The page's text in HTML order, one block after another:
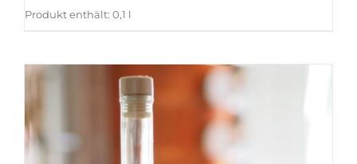
Produkt enthält: 0,1 l